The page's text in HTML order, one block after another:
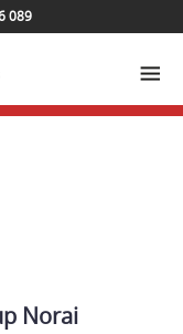
089
Norai